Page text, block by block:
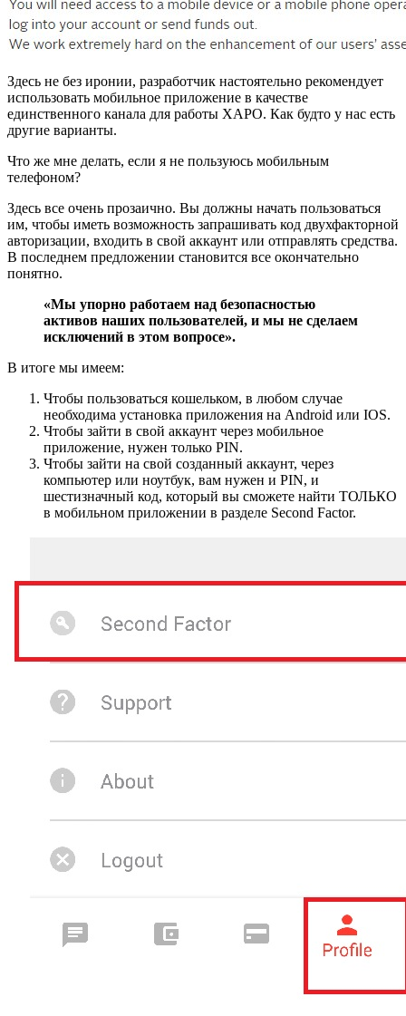
Здесь не без иронии, разработчик настоятельно рекомендует
использовать мобильное приложение в качестве
единственного канала для работы XAPO. Как будто у нас есть
другие варианты.
Что же мне делать, если я не пользуюсь мобильным
телефоном?
Здесь все очень прозаично. Вы должны начать пользоваться
им, чтобы иметь возможность запрашивать код двухфакторной
авторизации, входить в свой аккаунт или отправлять средства.
В последнем предложении становится все окончательно
понятно.
«Мы упорно работаем над безопасностью
активов наших пользователей, и мы не сделаем
исключений в этом вопросе».
В итоге мы имеем:
Чтобы пользоваться кошельком, в любом случае
необходима установка приложения на Android или IOS.
Чтобы зайти в свой аккаунт через мобильное
приложение, нужен только PIN.
Чтобы зайти на свой созданный аккаунт, через
компьютер или ноутбук, вам нужен и PIN, и
шестизначный код, который вы сможете найти ТОЛЬКО
в мобильном приложении в разделе Second Factor.